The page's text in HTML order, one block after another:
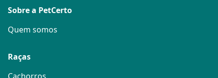
Sobre a PetCerto
Quem somos
Raças